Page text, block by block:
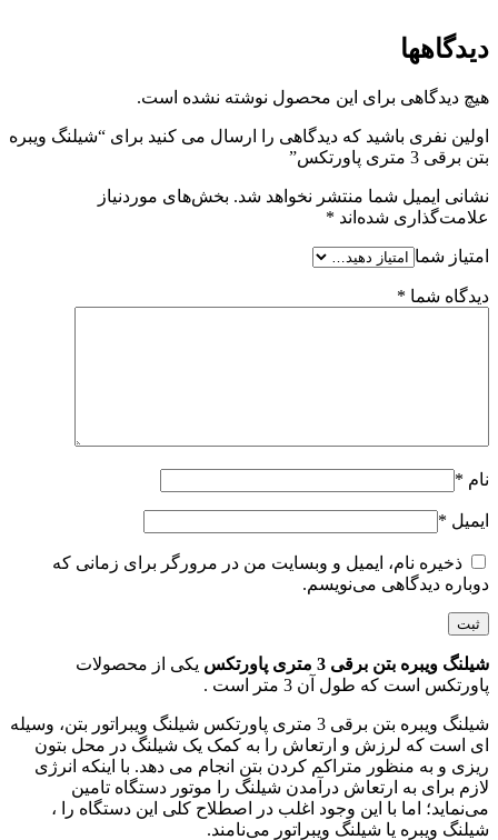
دیدگاهها
هیچ دیدگاهی برای این محصول نوشته نشده است.
اولین نفری باشید که دیدگاهی را ارسال می کنید برای “شیلنگ ویبره
بتن برقی 3 متری پاورتکس”
نشانی ایمیل شما منتشر نخواهد شد. بخش‌های موردنیاز
علامت‌گذاری شده‌اند *
امتیاز شما
دیدگاه شما *
نام *
ایمیل *
ذخیره نام، ایمیل و وبسایت من در مرورگر برای زمانی که
دوباره دیدگاهی می‌نویسم.
شیلنگ ویبره بتن برقی 3 متری پاورتکس
یکی از محصولات
پاورتکس است که طول آن 3 متر است .
شیلنگ ویبره بتن برقی 3 متری پاورتکس شیلنگ ویبراتور بتن، وسیله
ای است که لرزش و ارتعاش را به کمک یک شیلنگ در محل بتون
ریزی و به منظور متراکم کردن بتن انجام می دهد. با اینکه انرژی
لازم برای به ارتعاش درآمدن شیلنگ را موتور دستگاه تامین
می‌نماید؛ اما با این وجود اغلب در اصطلاح کلی این دستگاه را ،
شیلنگ ویبره یا شیلنگ ویبراتور می‌نامند.